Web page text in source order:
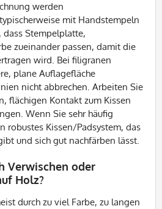
werden
mit Handstempeln
Stempelplatte,
zueinander passen, damit die
wird. Bei filigranen
plane Auflagefläche
nicht abbrechen. Arbeiten Sie
flächigen Kontakt zum Kissen
Wenn Sie sehr häufig
robustes Kissen/Padsystem, das
und sich gut nachfärben lässt.
Verwischen oder
Holz?
durch zu viel Farbe, zu langen